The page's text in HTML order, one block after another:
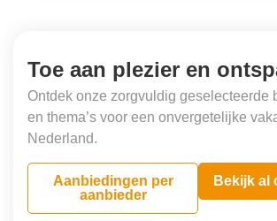
Toe aan plezier en
Ontdek onze zorgvuldig geselecteerde
en thema’s voor een onvergetelijke
Nederland.
Aanbiedingen per
aanbieder
Bekijk al